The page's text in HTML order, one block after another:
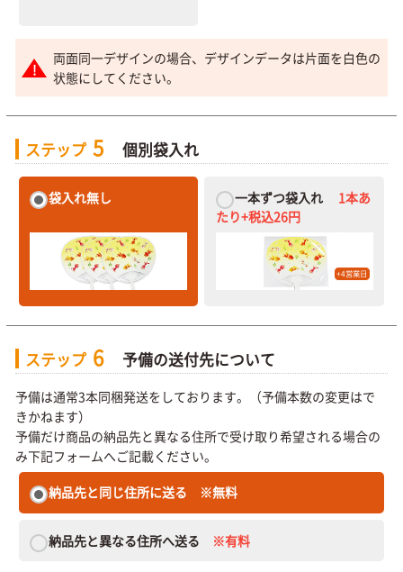
両面同一デザインの場合、デザインデータは片面を白色の
状態にしてください。
ステップ 5 個別袋入れ
袋入れ無し 一本ずつ袋入れ
1本あ
たり+税込26円
+4営業日
ステップ 6 予備の送付先について
予備は通常3本同梱発送をしております。（予備本数の変更はで
きかねます）
予備だけ商品の納品先と異なる住所で受け取り希望される場合の
み下記フォームへご記載ください。
納品先と同じ住所に送る ※無料
納品先と異なる住所へ送る ※有料